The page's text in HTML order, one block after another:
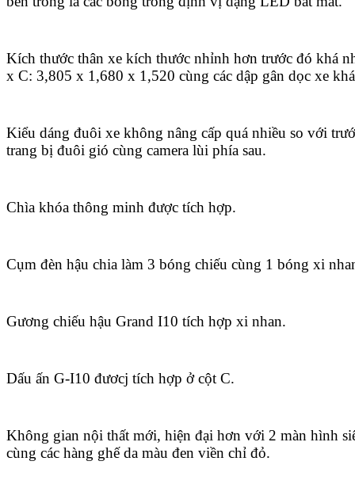
Kích thước thân xe kích thước nhỉnh hơn trước đó khá
x C: 3,805 x 1,680 x 1,520 cùng các dập gân dọc xe
Kiểu dáng đuôi xe không nâng cấp quá nhiều so với
trang bị đuôi gió cùng camera lùi phía sau.
Chìa khóa thông minh được tích hợp.
Cụm đèn hậu chia làm 3 bóng chiếu cùng 1 bóng xi
Gương chiếu hậu Grand I10 tích hợp xi nhan.
Dấu ấn G-I10 đươcj tích hợp ở cột C.
Không gian nội thất mới, hiện đại hơn với 2 màn hình
cùng các hàng ghế da màu đen viền chỉ đỏ.